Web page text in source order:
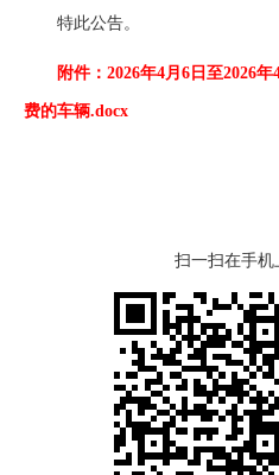
特此公告。
附件：2026年4月6日至2026
费的车辆.docx
扫一扫在手机